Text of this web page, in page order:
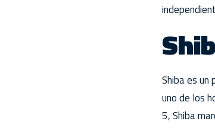
Shiba es un
uno de los
5, Shiba